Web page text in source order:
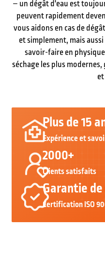
– un dégât d'eau est
peuvent rapidement
vous aidons en cas de
et simplement, mais
savoir-faire en
séchage les plus
Plus de 15
Expérience et
2000+
Clients satisfaits
Garantie
Certification ISO